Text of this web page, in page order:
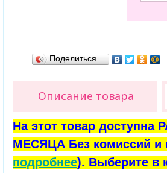
Поделиться…
Описание товара
На этот товар
МЕСЯЦА Без комиссий и
подробнее). Выберите в